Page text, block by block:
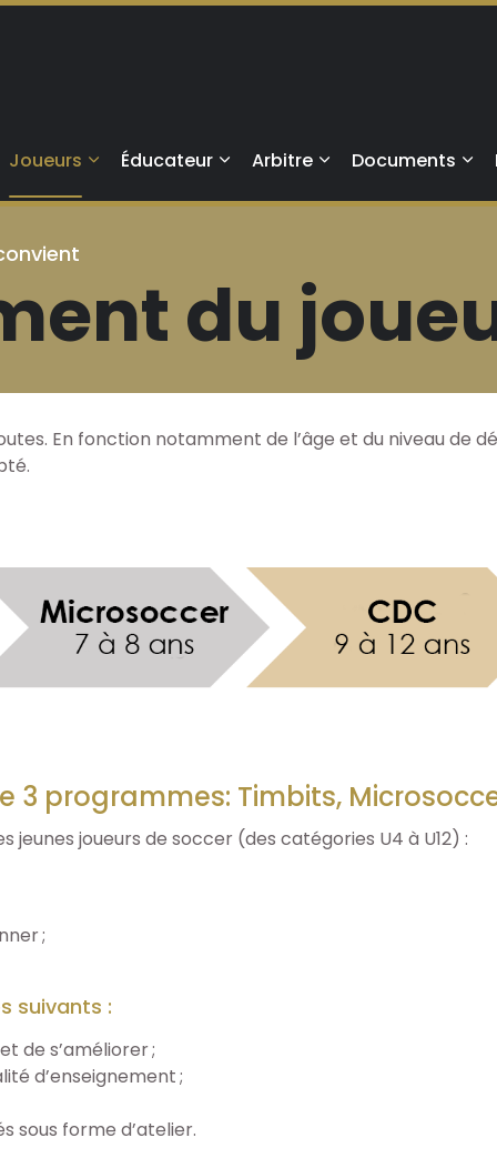
Joueurs Éducateur Arbitre Documents
du
En fonction notamment de l’âge et du niveau de
3 programmes: Timbits,
jeunes joueurs de soccer (des catégories U4 à U12) :
;
suivants :
de s’améliorer ;
d’enseignement ;
sous forme d’atelier.